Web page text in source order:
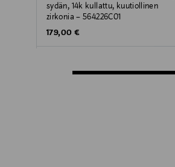
sydän, 14k kullattu, kuutiollinen
zirkonia – 564226C01
Original Price
179,00 €